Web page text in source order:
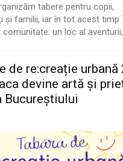
tabere pentru copii,
și familii, iar în tot acest timp
un loc al aventurii,
de re:creație urbană
devine artă și
Bucureștiului